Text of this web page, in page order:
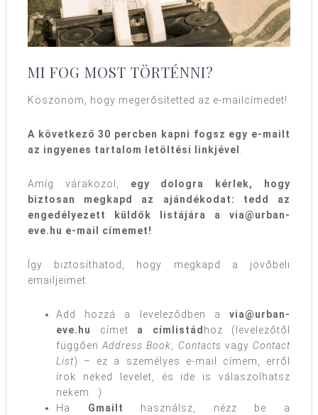
MI FOG MOST TÖRTÉNNI?
Köszönöm, hogy megerősítetted az e-mailcímedet!
A következő 30 percben kapni fogsz egy e-mailt
az ingyenes tartalom letöltési linkjével .
Amíg várakozol, egy dologra kérlek, hogy
biztosan megkapd az ajándékodat: tedd az
engedélyezett küldők listájára a via@urban-
eve.hu e-mail címemet!
Így biztosíthatod, hogy megkapd a jövőbeli
emailjeimet.
Add hozzá a leveleződben a via@urban-
eve.hu
címet a címlistád hoz (levelezőtől
függőenAddress Book, Contacts vagy Contact
List) – ez a személyes e-mail címem, erről
írok neked levelet, és ide is válaszolhatsz
nekem. :)
Ha Gmailt
használsz, nézz be a